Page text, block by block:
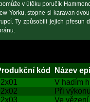
v útěku poručík
Yorku, stopne si karavan
Ty způsobili jejich přesun
kód Název
V hadím
Při
Ve vězení